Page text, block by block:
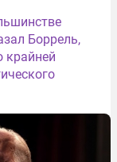
Боррель,
крайней